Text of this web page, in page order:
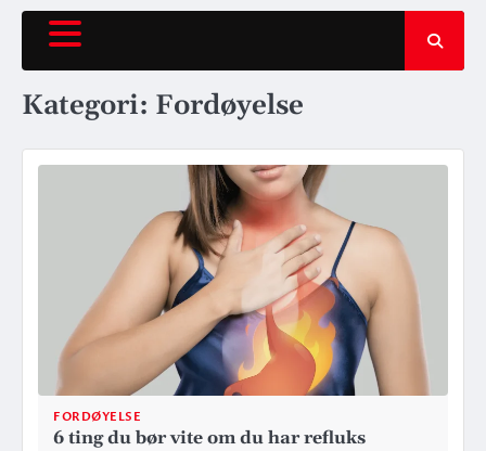
Hopp
innholdet
Kategori: Fordøyelse
FORDØYELSE
6 ting du bør vite om du har refluks